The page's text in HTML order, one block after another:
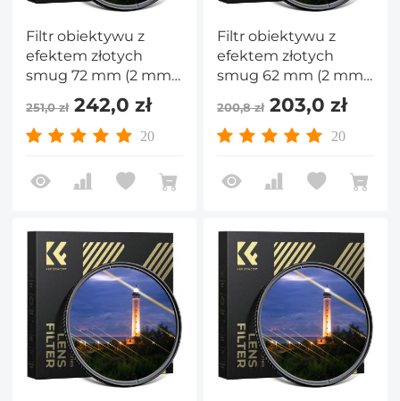
Filtr obiektywu z
efektem złotych
smug 72 mm (2 mm)
anamorficzny filtr
optyczny ze szkła
optycznego z
światła do
obiektywów
fotograficznych serii
Nano-Xcel
251,0 zł242,0 zł
20
Filtr obiektywu z
efektem złotych
smug 62 mm (2 mm)
anamorficzny filtr
optyczny ze szkła z
efektem rozbłysków
obiektywów
aparatów
Nano-Xcel
200,8 zł203,0 zł
20